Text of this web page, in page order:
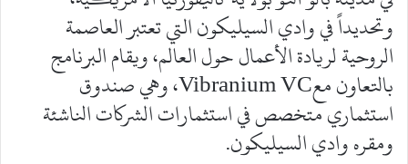
وتحديداً في وادي السيليكون التي تعتبر العاصمة
الروحية لريادة الأعمال حول العالم، ويقام البرنامج
بالتعاون معVibranium VC، وهي صندوق
استثماري متخصص في استثمارات الشركات الناشئة
ومقره وادي السيليكون.